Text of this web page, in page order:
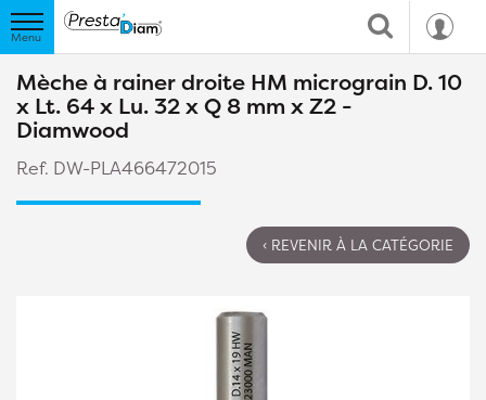
Mèche à rainer droite HM micrograin D. 10
x Lt. 64 x Lu. 32 x Q 8 mm x Z2 -
Diamwood
Ref. DW-PLA466472015
‹ REVENIR À LA CATÉGORIE